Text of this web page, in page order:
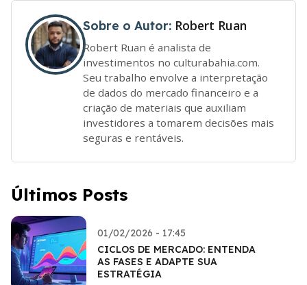
Sobre o Autor: Robert Ruan
Robert Ruan é analista de
investimentos no culturabahia.com.
Seu trabalho envolve a interpretação
de dados do mercado financeiro e a
criação de materiais que auxiliam
investidores a tomarem decisões mais
seguras e rentáveis.
Últimos Posts
01/02/2026 - 17:45
CICLOS DE MERCADO: ENTENDA
AS FASES E ADAPTE SUA
ESTRATÉGIA